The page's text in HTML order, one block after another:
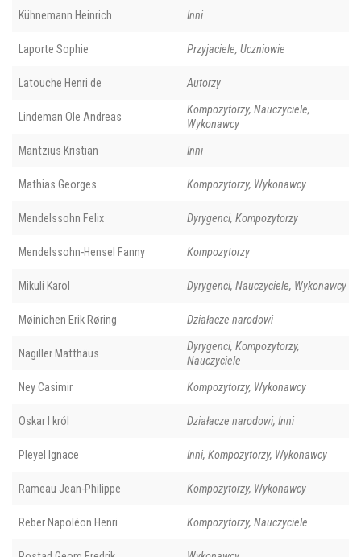
Kühnemann Heinrich Inni
Laporte Sophie Przyjaciele, Uczniowie
Latouche Henri de Autorzy
Lindeman Ole Andreas
Kompozytorzy, Nauczyciele,
Wykonawcy
Mantzius Kristian Inni
Mathias Georges Kompozytorzy, Wykonawcy
Mendelssohn Felix Dyrygenci, Kompozytorzy
Mendelssohn-Hensel Fanny Kompozytorzy
Mikuli Karol Dyrygenci, Nauczyciele, Wykonawcy
Møinichen Erik Røring Działacze narodowi
Nagiller Matthäus
Dyrygenci, Kompozytorzy,
Nauczyciele
Ney Casimir Kompozytorzy, Wykonawcy
Oskar I król Działacze narodowi, Inni
Pleyel Ignace Inni, Kompozytorzy, Wykonawcy
Rameau Jean-Philippe Kompozytorzy, Wykonawcy
Reber Napoléon Henri Kompozytorzy, Nauczyciele